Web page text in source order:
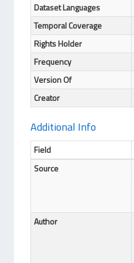
Dataset Languages
Temporal Coverage
Rights Holder
Frequency
Version Of
Creator
Additional Info
Field
Source
Author